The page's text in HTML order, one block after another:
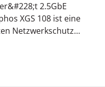
2.5GbE
XGS 108 ist eine
Netzwerkschutz
Tunnel